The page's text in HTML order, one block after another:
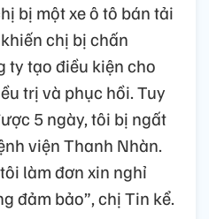
bị một xe ô tô bán tải
chị bị chấn
ty tạo điều kiện cho
trị và phục hồi. Tuy
5 ngày, tôi bị ngất
viện Thanh Nhàn.
làm đơn xin nghỉ
đảm bảo”, chị Tin kể.